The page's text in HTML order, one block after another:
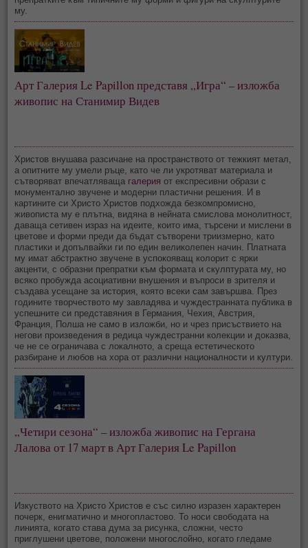
му.
Арт Галерия Le Papillon представя „Игра“ – изложба
живопис на Станимир Видев
Христов внушава разсичане на пространството от тежкият метал,
а опитните му умели ръце, като че ли укротяват материала и
сътворяват впечатляваща галерия от експресивни образи с
монументално звучене и модерни пластични решения. И в
картините си Христо Христов подхожда безкомпромисно,
живописта му е плътна, видяна в нейната смислова монолитност,
даваща сетивен израз на идеите, които има, търсени и мислени в
цветове и форми преди да бъдат сътворени триизмерно, като
пластики и допълвайки ги по един великолепен начин. Платната
му имат абстрактно звучене в успокояващ колорит с ярки
акценти, с образни препратки към формата и скулптурата му, но
всяко пробужда асоциативни внушения и въпроси в зрителя и
създава усещане за история, която всеки сам завършва. През
годините творчеството му завладява и чуждестранната публика в
успешните си представяния в Германия, Чехия, Австрия,
Франция, Полша не само в изложби, но и чрез присъствието на
негови произведения в редица чуждестранни колекции и доказва,
че не се ограничава с локалното, а среща естетическото
разбиране и любов на хора от различни националности и култури.
„Четири сезона“ – изложба живопис на Гергана
Лалова от 17 март в Арт Галерия Le Papillon
Изкуството на Христо Христов е със силно изразен характерен
почерк, енигматично и многопластово. То носи свободата на
линията, когато става дума за рисунка, сложни, често
приглушени цветове, положени многослойно, когато гледаме